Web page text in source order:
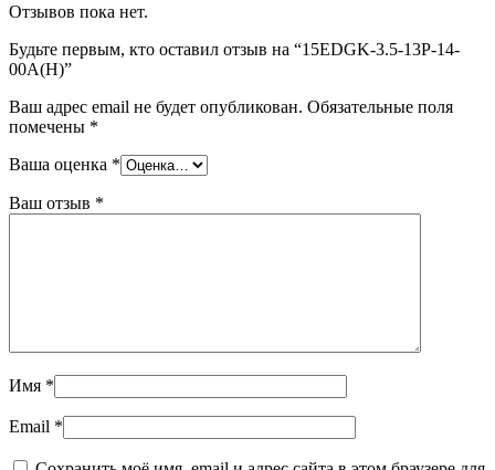
Отзывов пока нет.
Будьте первым, кто оставил отзыв на “15EDGK-3.5-13P-14-
00A(H)”
Ваш адрес email не будет опубликован. Обязательные поля
помечены *
Ваша оценка *
Ваш отзыв *
Имя *
Email *